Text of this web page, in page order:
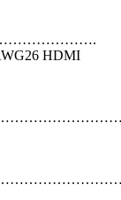
HDMI